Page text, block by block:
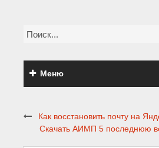
Меню
Как восстановить почту на
Скачать АИМП 5 последнюю